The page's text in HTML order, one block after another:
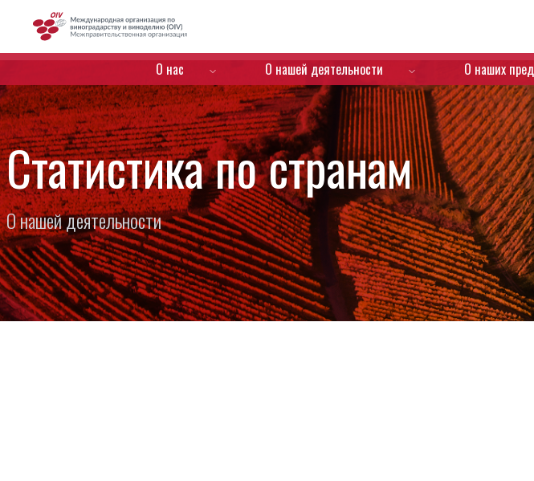
Menú de navegación
О нас О нашей деятельности О наших
Статистика по странам
О нашей деятельности